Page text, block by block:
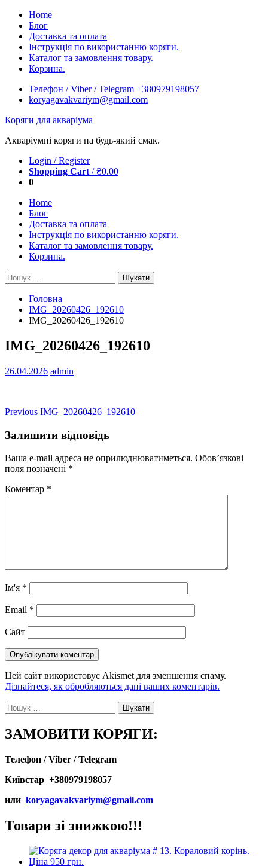
Skip
content
Home
Блог
Доставка та оплата
Інструкція по використанню коряги.
Каталог та замовлення товару.
Корзина.
Телефон / Viber / Telegram +380979198057
koryagavakvariym@gmail.com
Коряги для акваріума
Акваріумні коряги на будь-який смак.
Login / Register
Shopping Cart /₴0.00
0
Home
Блог
Доставка та оплата
Інструкція по використанню коряги.
Каталог та замовлення товару.
Корзина.
Пошук:
Головна
IMG_20260426_192610
IMG_20260426_192610
IMG_20260426_192610
26.04.2026 admin
Навігація
записів
Previous Previous
IMG_20260426_192610
Залишити відповідь
Ваша e-mail адреса не оприлюднюватиметься. Обов’язкові
поля позначені *
Коментар *
Ім'я *
Email *
Сайт
Цей сайт використовує Akismet для зменшення спаму.
Дізнайтеся, як обробляються дані ваших коментарів.
Пошук:
ЗАМОВИТИ КОРЯГИ:
Телефон / Viber / Telegram
Київстар +380979198057
или koryagavakvariym@gmail.com
Товари зі знижкою!!!